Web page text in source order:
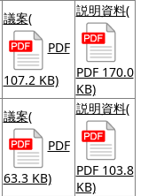
議案(
PDF
107.2 KB)
説明資料(
PDF 170.0
KB)
議案(
PDF
63.3 KB)
説明資料(
PDF 103.8
KB)